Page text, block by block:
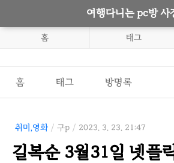
여행다니는 pc방 사
홈 태그
홈 태그 방명록
취미,영화 / 구p / 2023. 3. 23. 21:47
길복순 3월31일 넷플